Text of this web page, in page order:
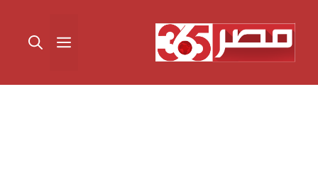
المحتوى القائمة